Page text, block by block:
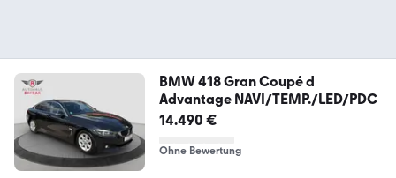
BMW 418 Gran Coupé d
Advantage NAVI/TEMP./LED/PDC
14.490 €
Ohne Bewertung